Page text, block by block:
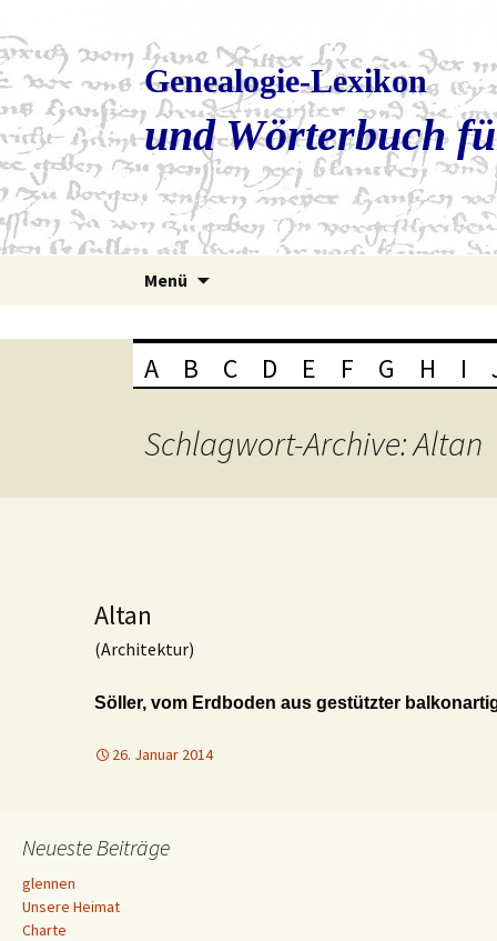
Genealogie-Lexikon
und Wörterbuch
Menü
A B C D E F G H I
Schlagwort-Archive: Altan
Altan
(Architektur)
Söller, vom Erdboden aus gestützter
26. Januar 2014
Neueste Beiträge
glennen
Unsere Heimat
Charte